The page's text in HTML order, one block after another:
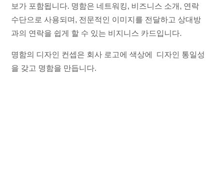
보가 포함됩니다. 명함은 네트워킹, 비즈니스 소개, 연락
수단으로 사용되며, 전문적인 이미지를 전달하고 상대방
과의 연락을 쉽게 할 수 있는 비지니스 카드입니다.
명함의 디자인 컨셉은 회사 로고에 색상에 디자인 통일성
을 갖고 명함을 만듭니다.